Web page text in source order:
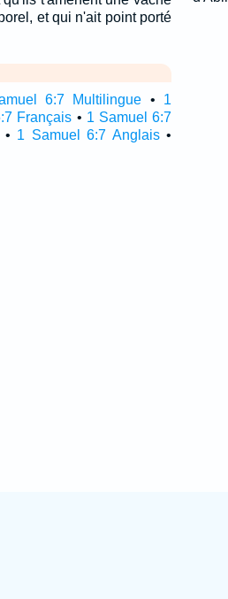
et qui n'ait point porté
6:7 Multilingue • 1
Français • 1 Samuel 6:7
1 Samuel 6:7 Anglais•